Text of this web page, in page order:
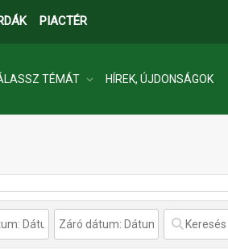
PIACTÉR
TÉMÁT HÍREK, ÚJDONSÁGOK